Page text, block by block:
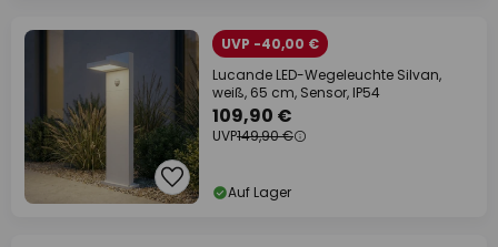
UVP -40,00 €
Lucande LED-Wegeleuchte Silvan,
weiß, 65 cm, Sensor, IP54
109,90 €
UVP149,90 €
Auf Lager